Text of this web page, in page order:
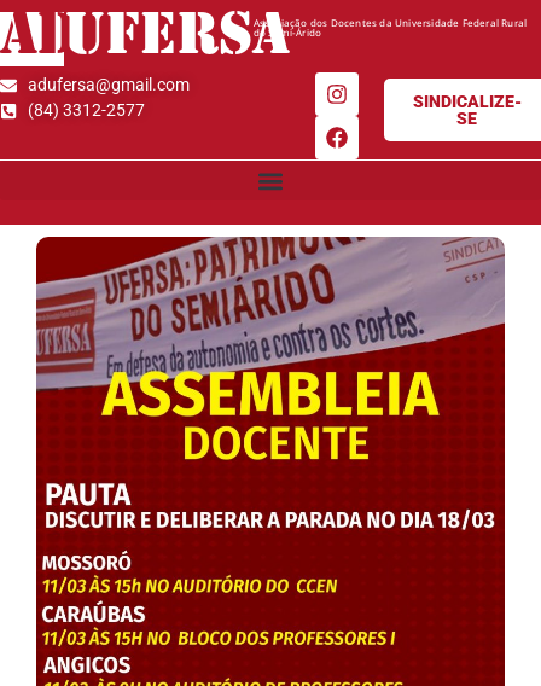
ADUFERSAAssociação dos Docentes da Universidade Federal Rural
do Semi-Árido
adufersa@gmail.com
(84) 3312-2577
SINDICALIZE-
SE